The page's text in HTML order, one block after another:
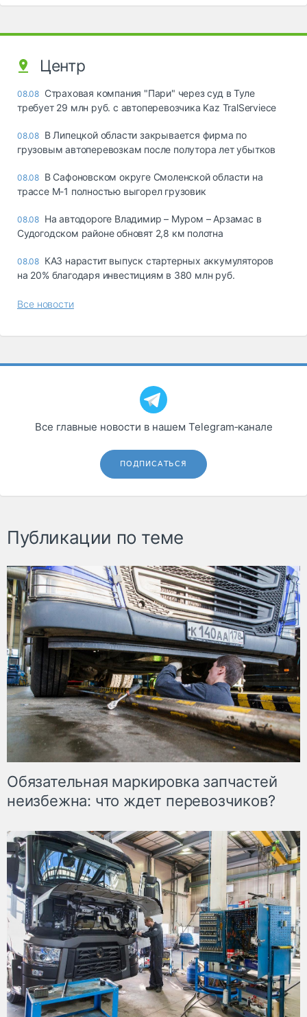
Центр
08.08 Страховая компания "Пари" через суд в Туле
требует 29 млн руб. с автоперевозчика Kaz TralServiece
08.08 В Липецкой области закрывается фирма по
грузовым автоперевозкам после полутора лет убытков
08.08 В Сафоновском округе Смоленской области на
трассе М-1 полностью выгорел грузовик
08.08 На автодороге Владимир – Муром – Арзамас в
Судогодском районе обновят 2,8 км полотна
08.08 КАЗ нарастит выпуск стартерных аккумуляторов
на 20% благодаря инвестициям в 380 млн руб.
Все новости
Все главные новости в нашем Telegram‑канале
ПОДПИСАТЬСЯ
Публикации по теме
Обязательная маркировка запчастей
неизбежна: что ждет перевозчиков?